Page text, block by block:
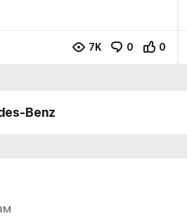
7K 0 0
Benz